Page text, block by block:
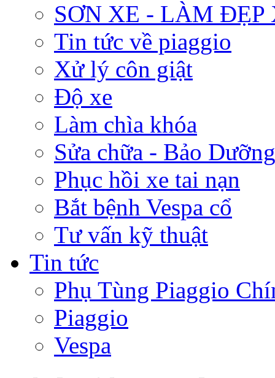
SƠN XE - LÀM ĐẸP
Tin tức về piaggio
Xử lý côn giật
Độ xe
Làm chìa khóa
Sửa chữa - Bảo
Phục hồi xe tai nạn
Bắt bệnh Vespa cổ
Tư vấn kỹ thuật
Tin tức
Phụ Tùng Piaggio
Piaggio
Vespa